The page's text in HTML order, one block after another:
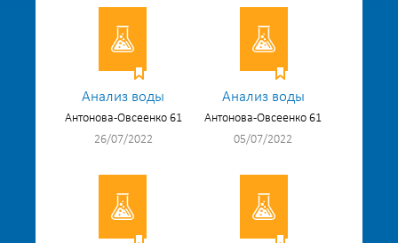
Анализ воды
Антонова-Овсеенко 61
26/07/2022
Анализ воды
Антонова-Овсеенко 61
05/07/2022